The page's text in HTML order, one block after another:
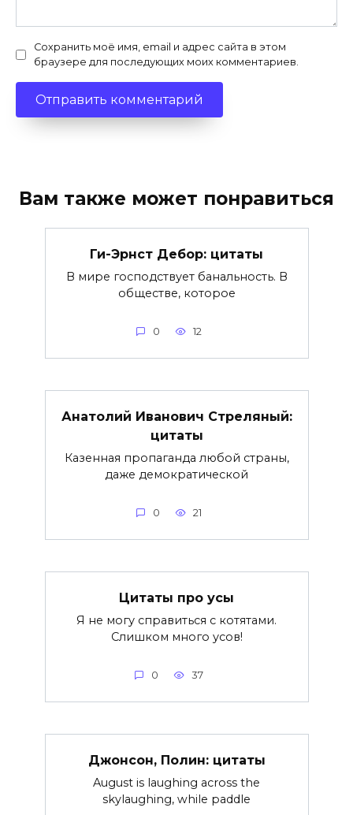
Сохранить моё имя, email и адрес сайта в этом
браузере для последующих моих комментариев.
Вам также может понравиться
Ги-Эрнст Дебор: цитаты
В мире господствует банальность. В
обществе, которое
0 12
Анатолий Иванович Стреляный:
цитаты
Казенная пропаганда любой страны,
даже демократической
0 21
Цитаты про усы
Я не могу справиться с котятами.
Слишком много усов!
0 37
Джонсон, Полин: цитаты
August is laughing across the
skylaughing, while paddle